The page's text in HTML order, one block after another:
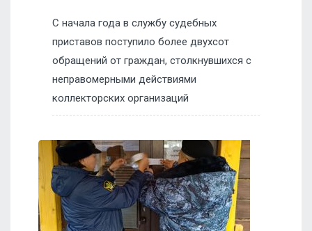
С начала года в службу судебных
приставов поступило более двухсот
обращений от граждан, столкнувшихся с
неправомерными действиями
коллекторских организаций